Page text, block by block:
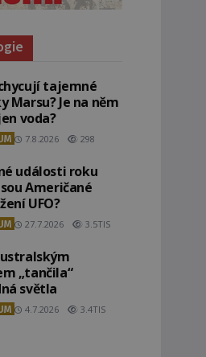
tajemné
Marsu? Je na něm
voda?
7.8.2026 298
události roku
Američané
UFO?
27.7.2026 3.5TIS
„tančila“
světla
4.7.2026 3.4TIS